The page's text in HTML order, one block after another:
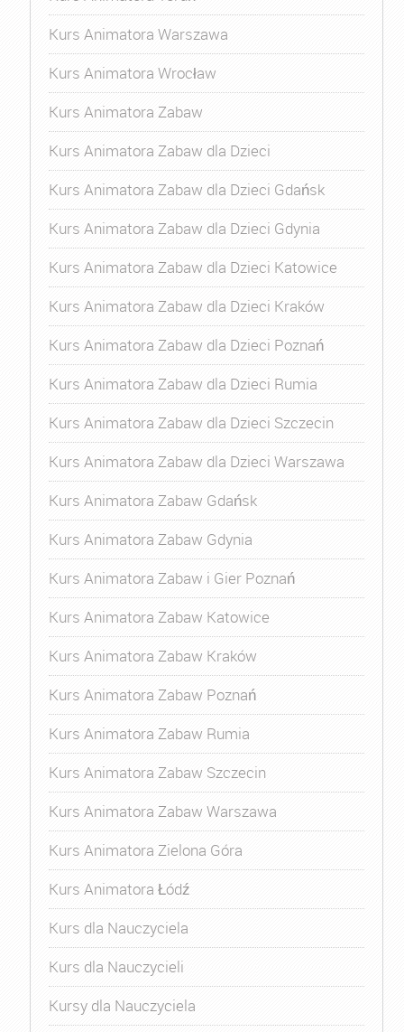
Kurs Animatora Warszawa
Kurs Animatora Wrocław
Kurs Animatora Zabaw
Kurs Animatora Zabaw dla Dzieci
Kurs Animatora Zabaw dla Dzieci Gdańsk
Kurs Animatora Zabaw dla Dzieci Gdynia
Kurs Animatora Zabaw dla Dzieci Katowice
Kurs Animatora Zabaw dla Dzieci Kraków
Kurs Animatora Zabaw dla Dzieci Poznań
Kurs Animatora Zabaw dla Dzieci Rumia
Kurs Animatora Zabaw dla Dzieci Szczecin
Kurs Animatora Zabaw dla Dzieci Warszawa
Kurs Animatora Zabaw Gdańsk
Kurs Animatora Zabaw Gdynia
Kurs Animatora Zabaw i Gier Poznań
Kurs Animatora Zabaw Katowice
Kurs Animatora Zabaw Kraków
Kurs Animatora Zabaw Poznań
Kurs Animatora Zabaw Rumia
Kurs Animatora Zabaw Szczecin
Kurs Animatora Zabaw Warszawa
Kurs Animatora Zielona Góra
Kurs Animatora Łódź
Kurs dla Nauczyciela
Kurs dla Nauczycieli
Kursy dla Nauczyciela